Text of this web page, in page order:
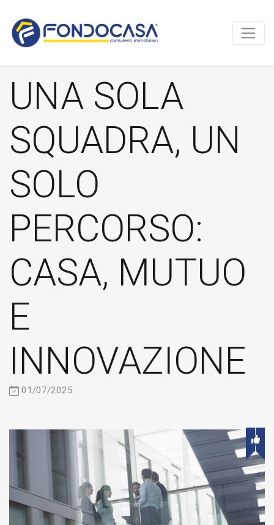
UNA SOLA
SQUADRA, UN
SOLO
PERCORSO:
CASA, MUTUO
E
INNOVAZIONE
01/07/2025